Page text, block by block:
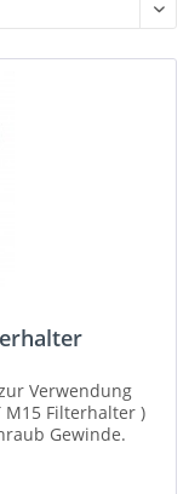
Verwendung
M15 Filterhalter )
Gewinde.